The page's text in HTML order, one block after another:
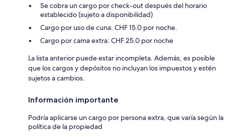
Se cobra un cargo por check-out después del horario
establecido (sujeto a disponibilidad)
Cargo por uso de cuna: CHF 15.0 por noche.
Cargo por cama extra: CHF 25.0 por noche
La lista anterior puede estar incompleta. Además, es posible
que los cargos y depósitos no incluyan los impuestos y estén
sujetos a cambios.
Información importante
Podría aplicarse un cargo por persona extra, que varía según la
política de la propiedad